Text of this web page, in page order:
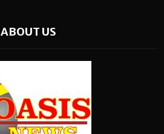
ABOUT US